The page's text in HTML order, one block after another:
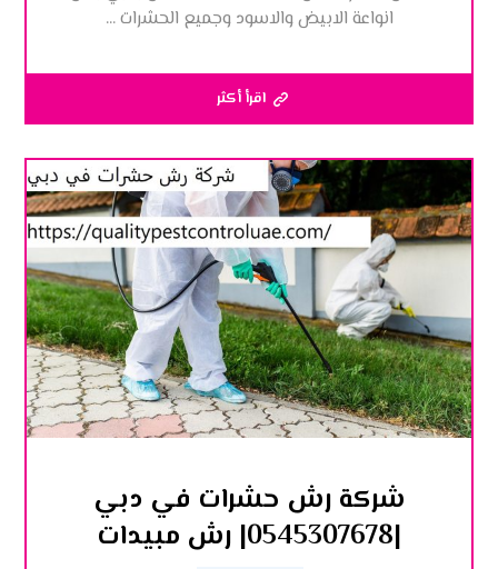
انواعة الابيض والاسود وجميع الحشرات ...
اقرأ أكثر
شركة رش حشرات في دبي
|0545307678| رش مبيدات